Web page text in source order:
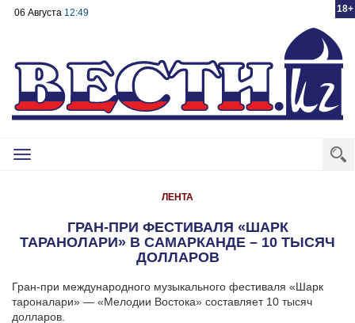
18+
06 Августа 12:49
Toggle
ЛЕНТА
ГРАН-ПРИ ФЕСТИВАЛЯ «ШАРК
ТАРАНОЛАРИ» В САМАРКАНДЕ – 10 ТЫСЯЧ
ДОЛЛАРОВ
Гран-при международного музыкального фестиваля «Шарк
тароналари» — «Мелодии Востока» составляет 10 тысяч
долларов.